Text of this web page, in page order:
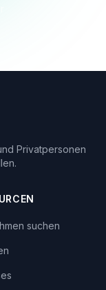
Privatpersonen
suchen